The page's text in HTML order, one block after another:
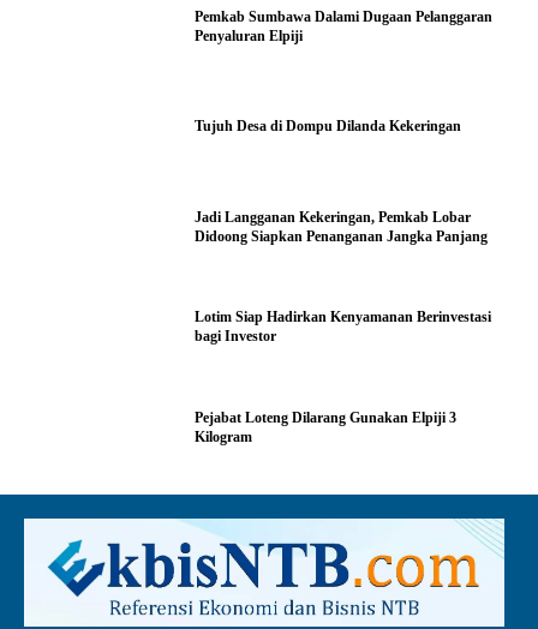
Pemkab Sumbawa Dalami Dugaan Pelanggaran
Penyaluran Elpiji
Tujuh Desa di Dompu Dilanda Kekeringan
Jadi Langganan Kekeringan, Pemkab Lobar
Didoong Siapkan Penanganan Jangka Panjang
Lotim Siap Hadirkan Kenyamanan Berinvestasi
bagi Investor
Pejabat Loteng Dilarang Gunakan Elpiji 3
Kilogram